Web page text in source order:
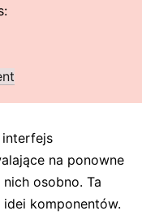
na ponowne
osobno. Ta
komponentów.